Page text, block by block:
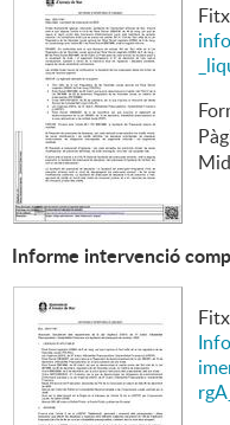
Informe intervenció